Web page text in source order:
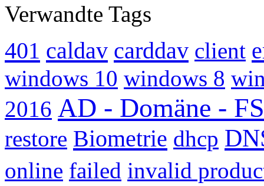
Verwandte Tags
401 caldav carddav client
windows 10 windows 8
2016 AD - Domäne -
restore Biometrie dhcp
online failed invalid